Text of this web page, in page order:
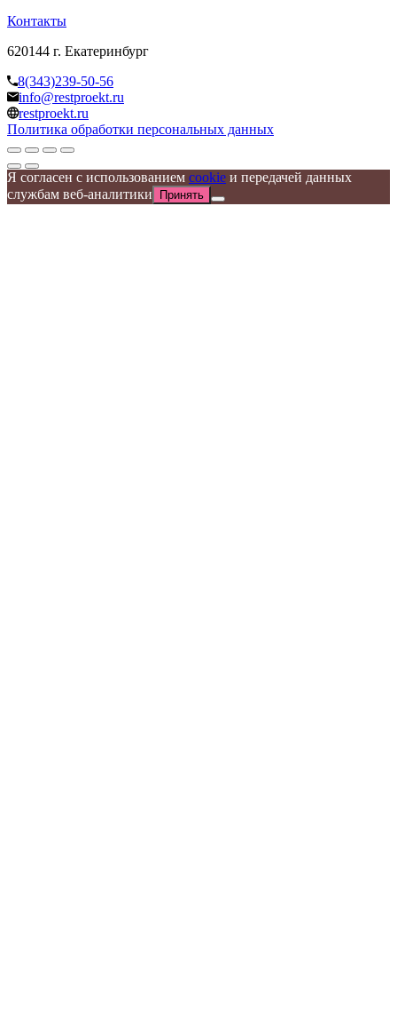
Контакты
620144 г. Екатеринбург
8(343)239-50-56
info@restproekt.ru
restproekt.ru
Политика обработки персональных данных
Я согласен с использованием cookie и передачей данных
службам веб-аналитики
Принять